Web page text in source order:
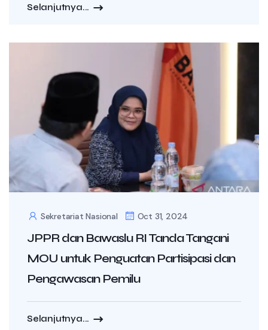
Selanjutnya...
Sekretariat Nasional Oct 31, 2024
JPPR dan Bawaslu RI Tanda Tangani
MOU untuk Penguatan Partisipasi dan
Pengawasan Pemilu
Selanjutnya...